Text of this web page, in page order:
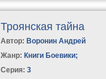
Троянская тайна
Автор: Воронин Андрей
Жанр: Книги Боевики;
Серия: 3